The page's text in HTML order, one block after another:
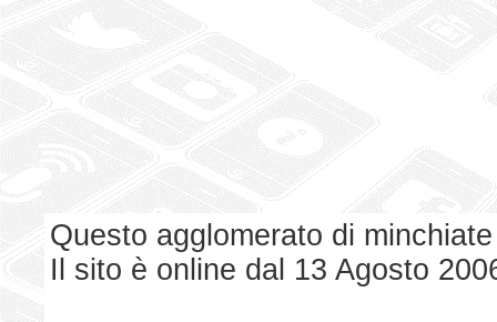
Questo agglomerato di
Il sito è online dal 13 Agosto